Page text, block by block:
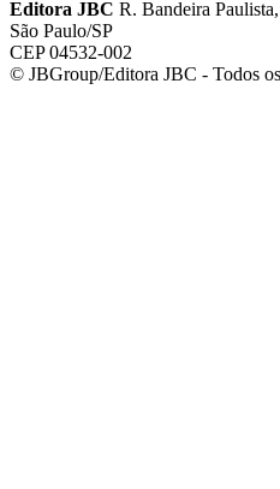
Editora JBC R. Bandeira
São Paulo/SP
CEP 04532-002
© JBGroup/Editora JBC - Todos